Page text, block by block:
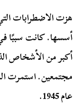
هزت الاضطرابات
أسسها. كانت سببًا
أكبر من الأشخاص
مجتمعين. استمرت
عام 1945.